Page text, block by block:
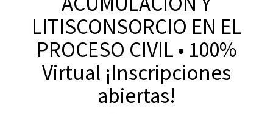
LITISCONSORCIO EN EL
PROCESO CIVIL • 100%
Virtual ¡Inscripciones
abiertas!